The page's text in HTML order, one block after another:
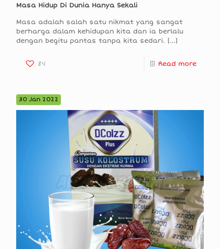
Masa Hidup Di Dunia Hanya Sekali
Masa adalah salah satu nikmat yang sangat
berharga dalam kehidupan kita dan ia berlalu
dengan begitu pantas tanpa kita sedari. […]
84 Read more
30 Jan 2022